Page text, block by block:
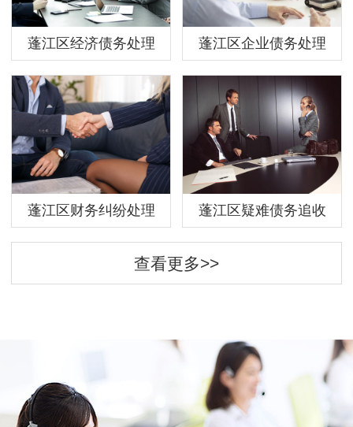
蓬江区经济债务处理 蓬江区企业债务处理
蓬江区财务纠纷处理 蓬江区疑难债务追收
查看更多>>